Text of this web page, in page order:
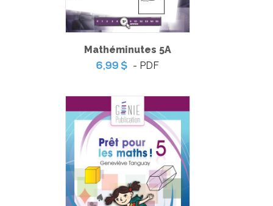
Pratique de l'épreuve ministérielle de français de la fin du
3e cycle du primaire – 2
6,99 $-PDF
Mathéminutes 5A
6,99 $ - PDF